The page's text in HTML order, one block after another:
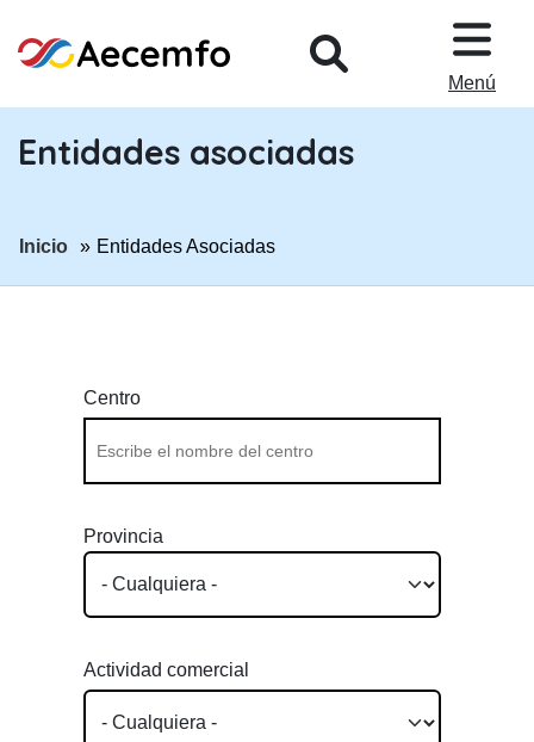
Menú
Entidades asociadas
ir a página:
Inicio Entidades Asociadas
Centro
Provincia
Actividad comercial